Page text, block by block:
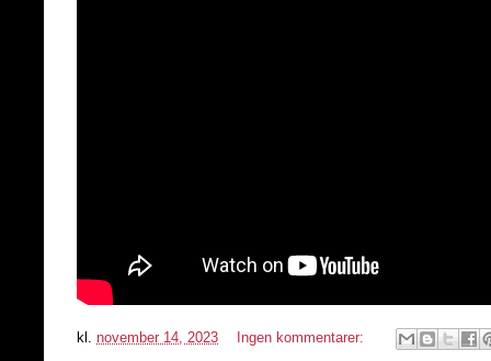
kl. november 14, 2023 Ingen kommentarer: